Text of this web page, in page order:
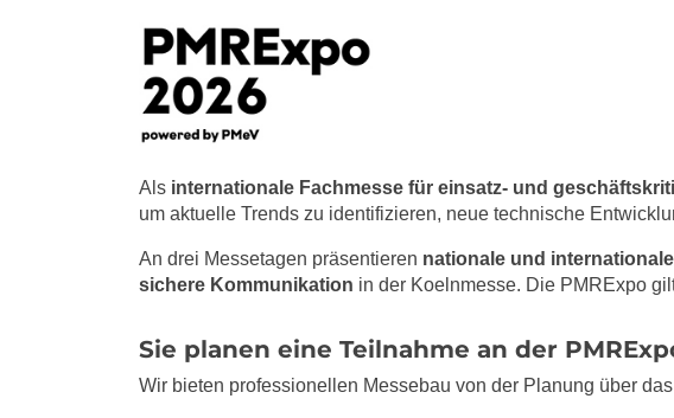
Als internationale Fachmesse für einsatz- und
um aktuelle Trends zu identifizieren, neue technische
An drei Messetagen präsentieren nationale und
sichere Kommunikation in der Koelnmesse. Die PMRExpo
Sie planen eine Teilnahme an der
Wir bieten professionellen Messebau von der Planung über